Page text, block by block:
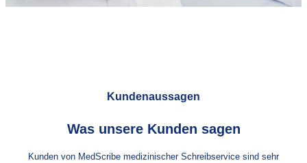
Kundenaussagen
Was unsere Kunden sagen
Kunden von MedScribe medizinischer Schreibservice sind sehr